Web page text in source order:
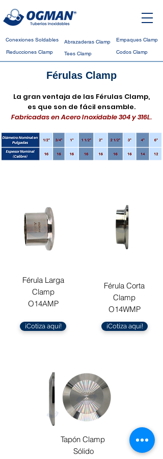
Conexiones Soldables Abrazaderas Clamp Empaques Clamp
Tees Clamp Codos Clamp
Reducciones Clamp
Férulas Clamp
La gran ventaja de las Férulas Clamp,
es que son de fácil ensamble.
Fabricadas en Acero Inoxidable 304 y 316L.
Férula Larga
Clamp
O14AMP
¡Cotiza aquí!
Férula Corta
Clamp
O14WMP
¡Cotiza aquí!
Tapón Clamp
Sólido